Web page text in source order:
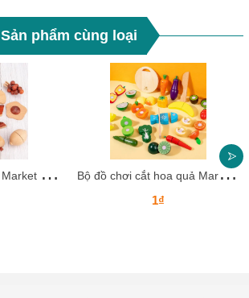
Sản phẩm cùng loại
B
ộ đồ chơi hoa quả Market bằng gỗ DCHQKB20 - Học và chơi cùng bé mỗi ngày B
ộ đồ chơi cắt hoa quả Market 17 chi tiết DCHQKB19 – Giúp bé học mà chơi thật vui!
1₫